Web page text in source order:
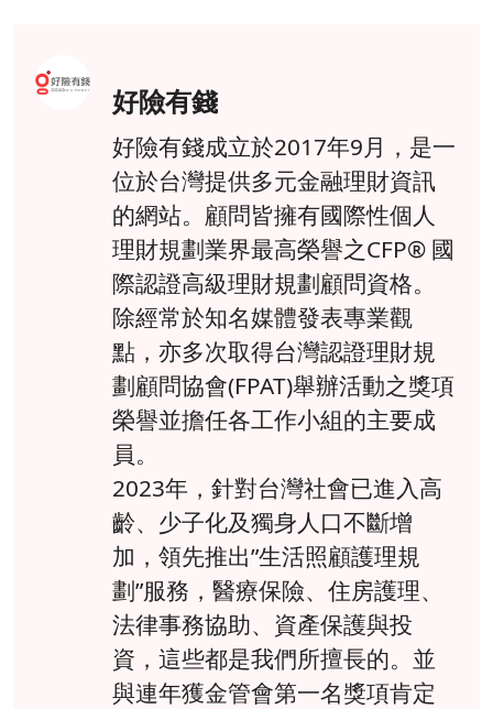
好險有錢
好險有錢成立於2017年9月，是一
位於台灣提供多元金融理財資訊
的網站。顧問皆擁有國際性個人
理財規劃業界最高榮譽之CFP® 國
際認證高級理財規劃顧問資格。
除經常於知名媒體發表專業觀
點，亦多次取得台灣認證理財規
劃顧問協會(FPAT)舉辦活動之獎項
榮譽並擔任各工作小組的主要成
員。
2023年，針對台灣社會已進入高
齡、少子化及獨身人口不斷增
加，領先推出”生活照顧護理規
劃”服務，醫療保險、住房護理、
法律事務協助、資產保護與投
資，這些都是我們所擅長的。並
與連年獲金管會第一名獎項肯定